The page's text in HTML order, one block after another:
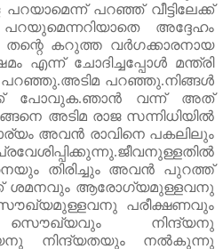
പറഞ്ഞ് വീട്ടിലേക്ക്
അദ്ദേഹം
തന്റെ കറുത്ത വർഗക്കാരനായ
എന്ന് ചോദിച്ചപ്പോൾ മന്ത്രി
പറഞ്ഞു.നിങ്ങൾ
പോവുക.ഞാൻ വന്ന് അത്
അടിമ രാജ സന്നിധിയിൽ
അവൻ രാവിനെ പകലിലും
തിരിച്ചും അവൻ പുറത്ത്
ശമനവും ആരോഗ്യമുള്ളവനു
പരീക്ഷണവും
സൌഖ്യവും നിന്ദ്യനു
നിന്ദ്യതയും നൽകുന്നു